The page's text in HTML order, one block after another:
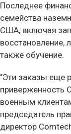
Последнее
семейства
США, включая
восстановление,
также обучение.
"Эти заказы еще
приверженность
военным
председатель
директор